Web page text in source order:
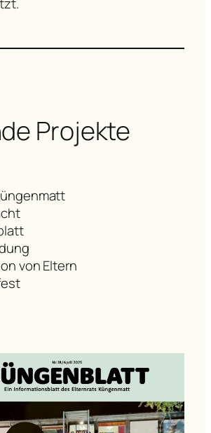
Projekte
von Eltern